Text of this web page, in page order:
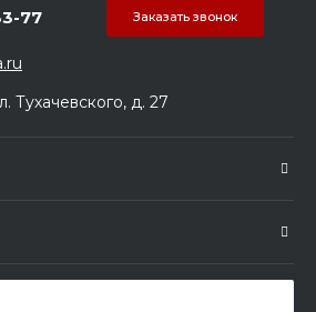
77 Заказать звонок
Тухачевского, д. 27